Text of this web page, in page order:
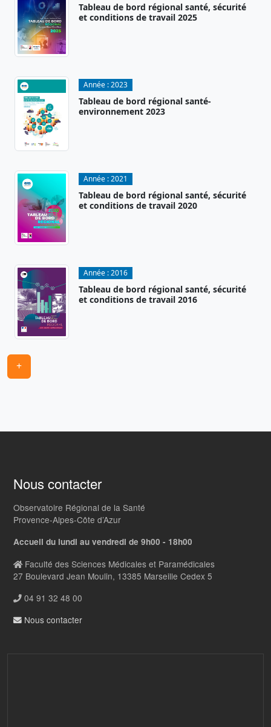
Tableau de bord régional santé, sécurité
et conditions de travail 2025
Année :2023
Tableau de bord régional santé-
environnement 2023
Année :2021
Tableau de bord régional santé, sécurité
et conditions de travail 2020
Année :2016
Tableau de bord régional santé, sécurité
et conditions de travail 2016
+
Nous contacter
Observatoire Régional de la Santé
Provence-Alpes-Côte d’Azur
Accueil du lundi au vendredi de 9h00 - 18h00
Faculté des Sciences Médicales et Paramédicales
27 Boulevard Jean Moulin, 13385 Marseille Cedex 5
04 91 32 48 00
Nous contacter